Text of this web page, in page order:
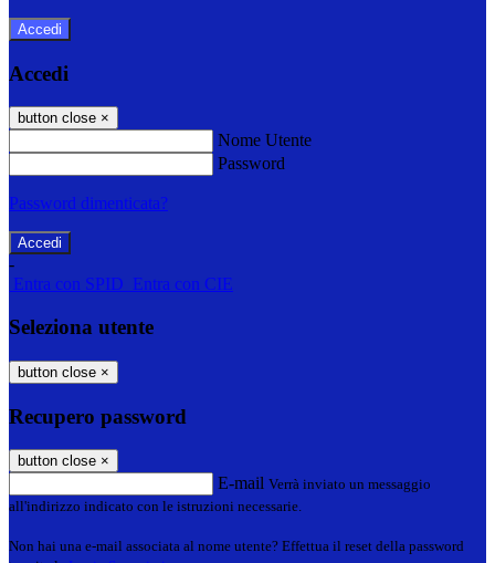
Accedi
Accedi
button close ×
Nome Utente
Password
Password dimenticata?
-
Entra con SPID Entra con CIE
Seleziona utente
button close ×
Recupero password
button close ×
E-mail Verrà inviato un messaggio
all'indirizzo indicato con le istruzioni necessarie.
Non hai una e-mail associata al nome utente? Effettua il reset della password